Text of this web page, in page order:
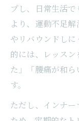
プし、日常生活
より、運動不足
やリバウンドし
的には、レッス
た」「腰痛が和
す。
ただし、インナ